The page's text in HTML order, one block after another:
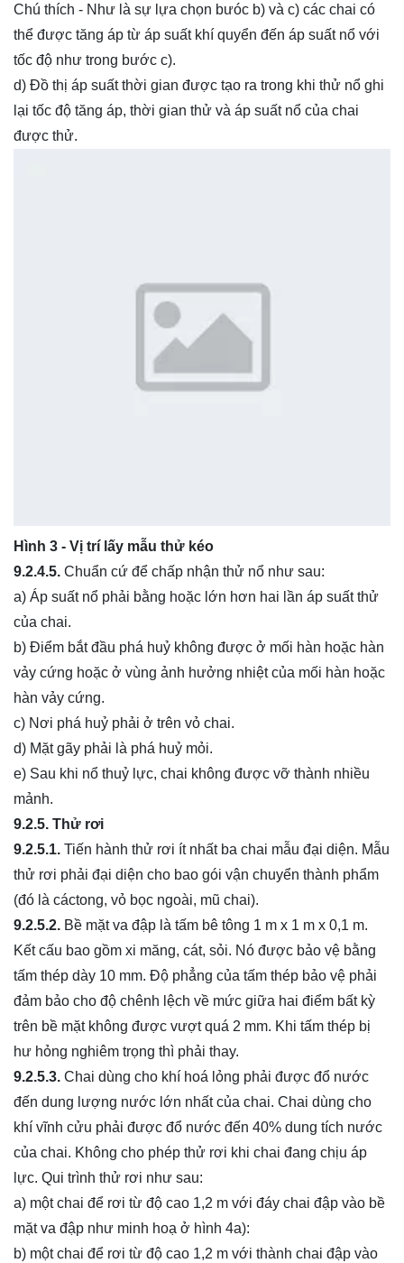
Chú thích - Như là sự lựa chọn bưóc b) và c) các chai có
thể được tăng áp từ áp suất khí quyển đến áp suất nổ với
tốc độ như trong bước c).
d) Đồ thị áp suất thời gian được tạo ra trong khi thử nổ ghi
lại tốc độ tăng áp, thời gian thử và áp suất nổ của chai
được thử.
Hình 3 - Vị trí lấy mẫu thử kéo
9.2.4.5. Chuẩn cứ để chấp nhận thử nổ như sau:
a) Áp suất nổ phải bằng hoặc lớn hơn hai lần áp suất thử
của chai.
b) Điểm bắt đầu phá huỷ không được ở mối hàn hoặc hàn
vảy cứng hoặc ở vùng ảnh hưởng nhiệt của mối hàn hoặc
hàn vảy cứng.
c) Nơi phá huỷ phải ở trên vỏ chai.
d) Mặt gãy phải là phá huỷ mỏi.
e) Sau khi nổ thuỷ lực, chai không được vỡ thành nhiều
mảnh.
9.2.5. Thử rơi
9.2.5.1. Tiến hành thử rơi ít nhất ba chai mẫu đại diện. Mẫu
thử rơi phải đại diện cho bao gói vận chuyển thành phẩm
(đó là cáctong, vỏ bọc ngoài, mũ chai).
9.2.5.2. Bề mặt va đập là tấm bê tông 1 m x 1 m x 0,1 m.
Kết cấu bao gồm xi măng, cát, sỏi. Nó được bảo vệ bằng
tấm thép dày 10 mm. Độ phẳng của tấm thép bảo vệ phải
đảm bảo cho độ chênh lệch về mức giữa hai điểm bất kỳ
trên bề mặt không được vượt quá 2 mm. Khi tấm thép bị
hư hỏng nghiêm trọng thì phải thay.
9.2.5.3. Chai dùng cho khí hoá lỏng phải được đổ nước
đến dung lượng nước lớn nhất của chai. Chai dùng cho
khí vĩnh cửu phải được đổ nước đến 40% dung tích nước
của chai. Không cho phép thử rơi khi chai đang chịu áp
lực. Qui trình thử rơi như sau:
a) một chai để rơi từ độ cao 1,2 m với đáy chai đập vào bề
mặt va đập như minh hoạ ở hình 4a):
b) một chai để rơi từ độ cao 1,2 m với thành chai đập vào